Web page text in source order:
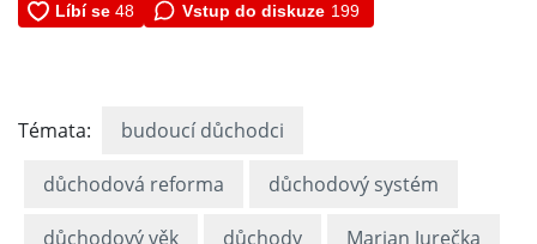
Vstup do diskuze 199
Témata: budoucí důchodci
důchodová reforma důchodový systém
důchodový věk důchody Marian Jurečka